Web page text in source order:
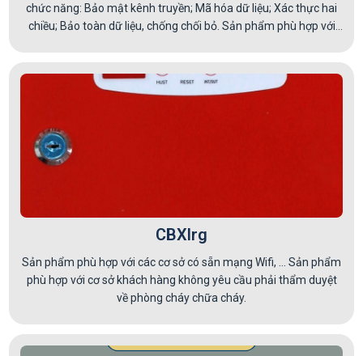
chức năng: Bảo mật kênh truyền; Mã hóa dữ liệu; Xác thực hai
chiều; Bảo toàn dữ liệu, chống chối bỏ. Sản phẩm phù hợp với
trạm biến áp, nhà máy phát điện về trung tâm); Phát thành,
truyền hình (bảo mật dữ liệu hội nghị truyền hình trực tuyến, âm
CBXlrg
Sản phẩm phù hợp với các cơ sở có sẵn mạng Wifi, ... Sản phẩm
phù hợp với cơ sở khách hàng không yêu cầu phải thẩm duyệt
về phòng cháy chữa cháy.